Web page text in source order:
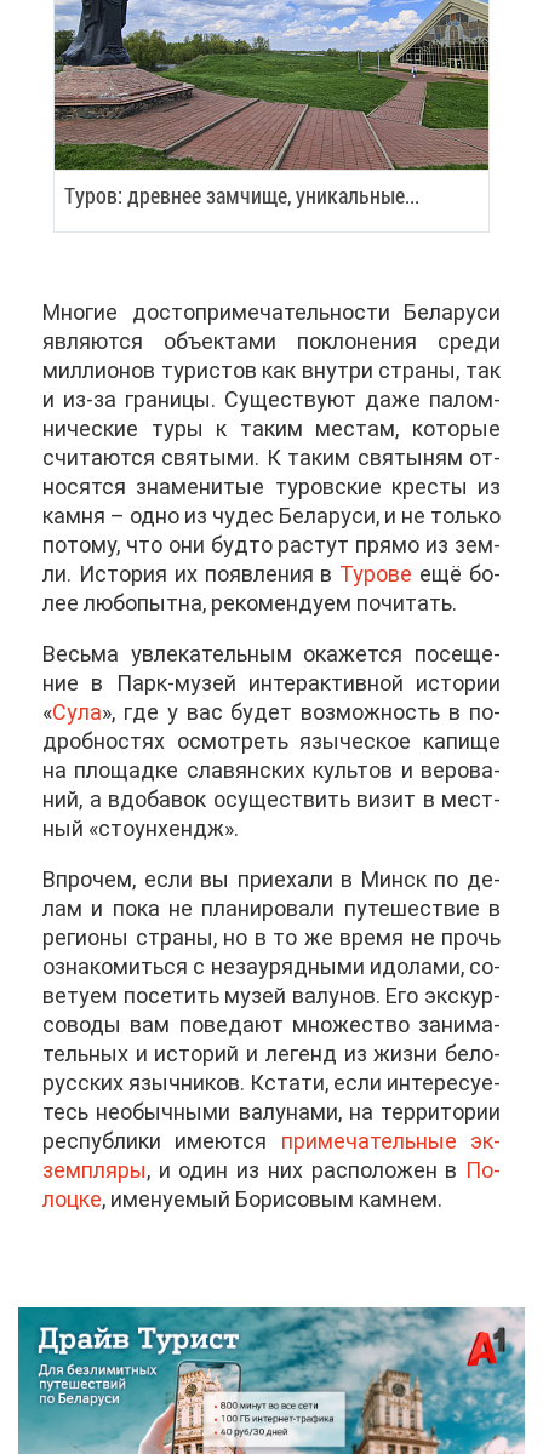
Ту­ров: древ­нее зам­чи­ще, уни­каль­ные...
Мно­гие до­сто­при­ме­ча­тель­но­сти Бе­ла­ру­си
яв­ля­ют­ся объ­ек­та­ми по­кло­не­ния сре­ди
мил­ли­о­нов ту­ри­стов как внут­ри стра­ны, так
и из-за гра­ни­цы. Су­ще­ству­ют да­же па­лом­
ни­че­ские ту­ры к та­ким ме­стам, ко­то­рые
счи­та­ют­ся свя­ты­ми. К та­ким свя­ты­ням от­
но­сят­ся зна­ме­ни­тые ту­ров­ские кре­сты из
кам­ня – од­но из чу­дес Бе­ла­ру­си, и не толь­ко
по­то­му, что они буд­то рас­тут пря­мо из зем­
ли. Ис­то­рия их по­яв­ле­ния в Ту­ро­ве ещё бо­
лее лю­бо­пыт­на, ре­ко­мен­ду­ем по­чи­тать.
Весь­ма увле­ка­тель­ным ока­жет­ся по­се­ще­
ние в Парк-му­зей ин­тер­ак­тив­ной ис­то­рии
«Су­ла», где у вас бу­дет воз­мож­ность в по­
дроб­но­стях осмот­реть язы­че­ское ка­пи­ще
на пло­щад­ке сла­вян­ских куль­тов и ве­ро­ва­
ний, а вдо­ба­вок осу­ще­ствить ви­зит в мест­
ный «сто­ун­хендж».
Впро­чем, ес­ли вы при­е­ха­ли в Минск по де­
лам и по­ка не пла­ни­ро­ва­ли пу­те­ше­ствие в
ре­ги­о­ны стра­ны, но в то же вре­мя не прочь
озна­ко­мить­ся с неза­у­ряд­ны­ми идо­ла­ми, со­
ве­ту­ем по­се­тить му­зей ва­лу­нов. Его экс­кур­
со­во­ды вам по­ве­да­ют мно­же­ство за­ни­ма­
тель­ных и ис­то­рий и ле­генд из жиз­ни бе­ло­
рус­ских языч­ни­ков. Кста­ти, ес­ли ин­те­ре­су­е­
тесь необыч­ны­ми ва­лу­на­ми, на тер­ри­то­рии
рес­пуб­ли­ки име­ют­ся при­ме­ча­тель­ные эк­
зем­пля­ры, и один из них рас­по­ло­жен в По­
лоц­ке, име­ну­е­мый Бо­ри­со­вым кам­нем.